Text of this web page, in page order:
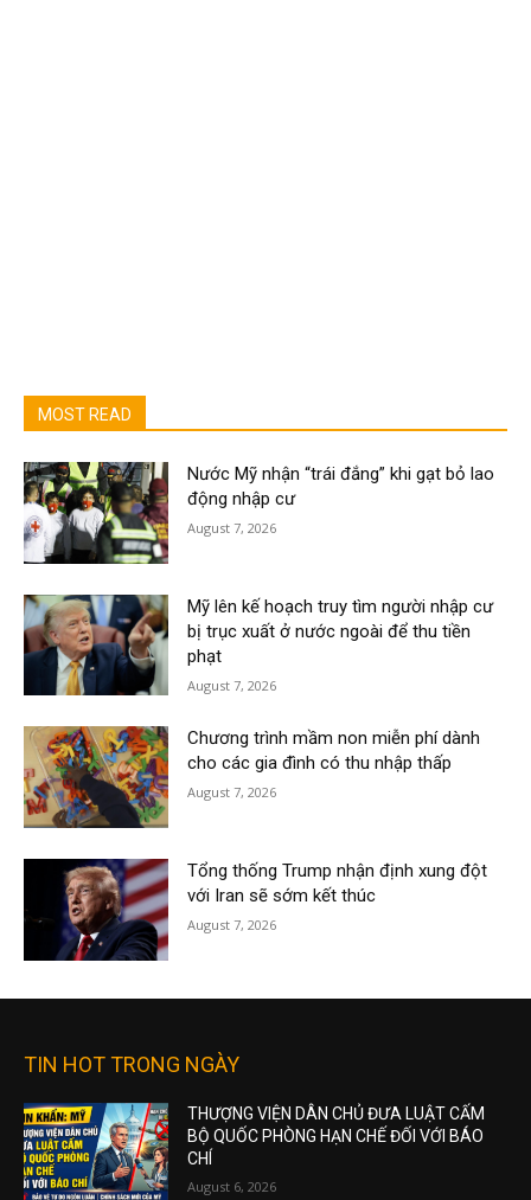
MOST READ
Nước Mỹ nhận “trái đắng” khi gạt bỏ lao
động nhập cư
August 7, 2026
Mỹ lên kế hoạch truy tìm người nhập cư
bị trục xuất ở nước ngoài để thu tiền
phạt
August 7, 2026
Chương trình mầm non miễn phí dành
cho các gia đình có thu nhập thấp
August 7, 2026
Tổng thống Trump nhận định xung đột
với Iran sẽ sớm kết thúc
August 7, 2026
TIN HOT TRONG NGÀY
THƯỢNG VIỆN DÂN CHỦ ĐƯA LUẬT CẤM
BỘ QUỐC PHÒNG HẠN CHẾ ĐỐI VỚI BÁO
CHÍ
August 6, 2026